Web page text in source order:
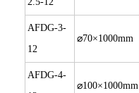
AFDG-3-
12
⌀70×1000mm
AFDG-4-
⌀100×1000mm